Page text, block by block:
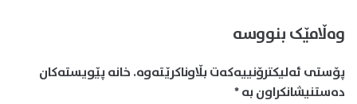
وەڵامێک بنووسە
پۆستی ئەلیکترۆنییەکەت بڵاوناکرێتەوە.خانە پێویستەکان
دەستنیشانکراون بە*